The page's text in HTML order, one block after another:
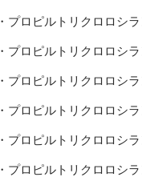
・プロピルトリクロロシ
・プロピルトリクロロシ
・プロピルトリクロロシ
・プロピルトリクロロシ
・プロピルトリクロロシ
・プロピルトリクロロシ